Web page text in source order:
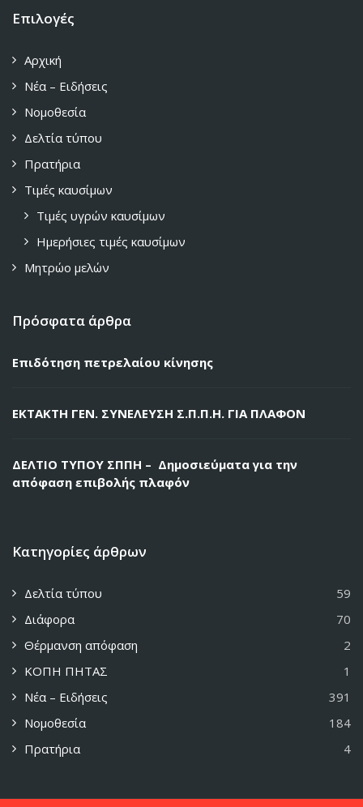
Επιλογές
Αρχική
Νέα – Ειδήσεις
Νομοθεσία
Δελτία τύπου
Πρατήρια
Τιμές καυσίμων
Τιμές υγρών καυσίμων
Ημερήσιες τιμές καυσίμων
Μητρώο μελών
Πρόσφατα άρθρα
Επιδότηση πετρελαίου κίνησης
ΕΚΤΑΚΤΗ ΓΕΝ. ΣΥΝΕΛΕΥΣΗ Σ.Π.Π.Η. ΓΙΑ ΠΛΑΦΟΝ
ΔΕΛΤΙΟ ΤΥΠΟΥ ΣΠΠΗ – Δημοσιεύματα για την
απόφαση επιβολής πλαφόν
Κατηγορίες άρθρων
Δελτία τύπου
59
Διάφορα
70
Θέρμανση απόφαση
2
ΚΟΠΗ ΠΗΤΑΣ
1
Νέα – Ειδήσεις
391
Νομοθεσία
184
Πρατήρια
4